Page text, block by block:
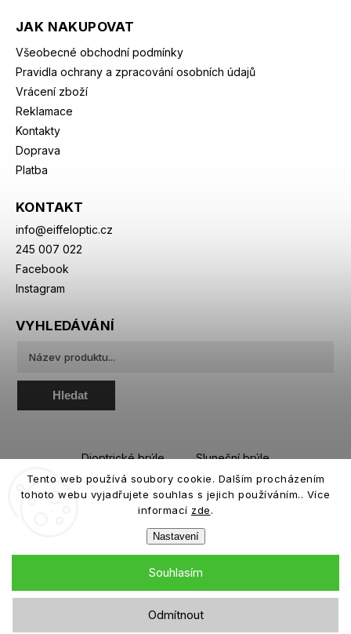
Tento web používá soubory cookie. Dalším procházením
tohoto webu vyjadřujete souhlas s jejich používáním.. Více
informací zde.
Nastavení
Odmítnout
Souhlasím
JAK NAKUPOVAT
Všeobecné obchodní podmínky
Pravidla ochrany a zpracování osobních údajů
Vrácení zboží
Reklamace
Kontakty
Doprava
Platba
KONTAKT
info@eiffeloptic.cz
245 007 022
Facebook
Instagram
VYHLEDÁVÁNÍ
Hledat
Dioptrické brýle
Sluneční brýle
Sportovní brýle
Kontaktní čočky
Roztoky a oční kapky
Copyright 2026eiffeloptic.cz. Všechna práva vyhrazena.